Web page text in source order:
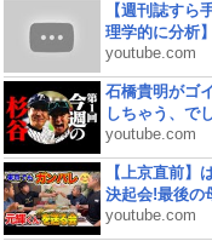
【週刊誌すら
理学的に分析】
youtube.com
石橋貴明がゴ
しちゃう、で
youtube.com
【上京直前】
決起会!最後の
youtube.com